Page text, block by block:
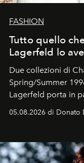
FASHION
Tutto quello
Lagerfeld lo
Due collezioni di
Spring/Summer
Lagerfeld porta in
logomania pensata
Kate, Claudia e
uno dei documenti
05.08.2026 di Donato